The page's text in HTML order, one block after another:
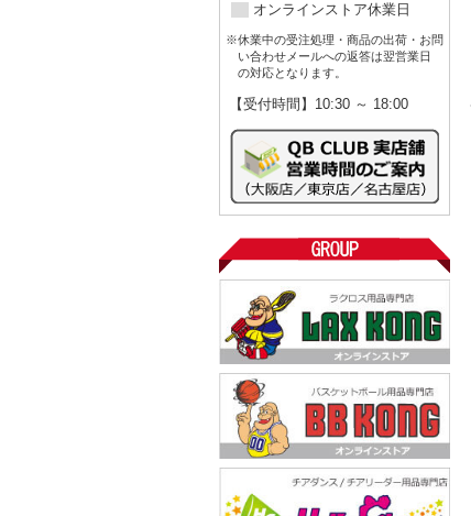
オンラインストア休業日
※休業中の受注処理・商品の出荷・お問
い合わせメールへの返答は翌営業日
の対応となります。
【受付時間】10:30 ～ 18:00